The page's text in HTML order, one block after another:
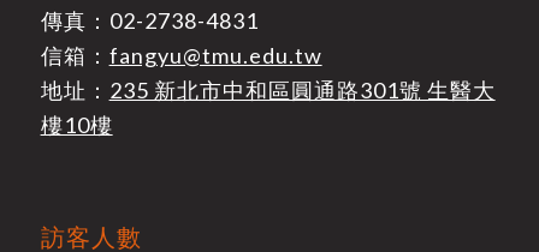
傳真：02-2738-4831
信箱： fangyu@tmu.edu.tw
地址： 235 新北市中和區圓通路301號 生醫大
樓10樓
訪客人數